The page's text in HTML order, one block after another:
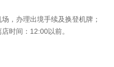
，办理出境手续及换登机牌；
时间：12:00以前。